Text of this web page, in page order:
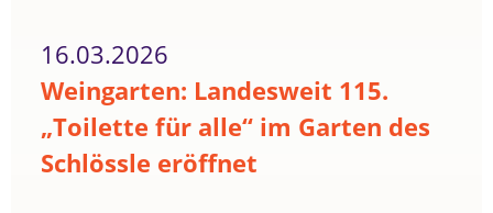
16.03.2026
Weingarten: Landesweit 115.
„Toilette für alle“ im Garten des
Schlössle eröffnet